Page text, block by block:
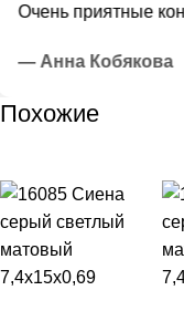
Очень приятные
— Анна Кобякова
Похожие